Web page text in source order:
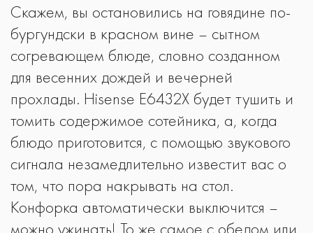
Скажем, вы остановились на говядине по-
бургундски в красном вине – сытном
согревающем блюде, словно созданном
для весенних дождей и вечерней
прохлады. Hisense E6432X будет тушить и
томить содержимое сотейника, а, когда
блюдо приготовится, с помощью звукового
сигнала незамедлительно известит вас о
том, что пора накрывать на стол.
Конфорка автоматически выключится –